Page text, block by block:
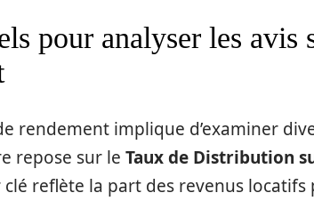
pour analyser les avis
rendement implique d’examiner
repose sur le Taux de Distribution
clé reflète la part des revenus